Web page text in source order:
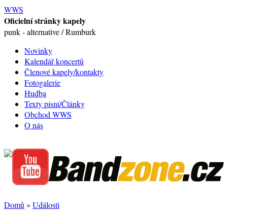
WWS
Oficielní stránky kapely
punk - alternative / Rumburk
Novinky
Kalendář koncertů
Členové kapely/kontakty
Fotogalerie
Hudba
Texty písní/Články
Obchod WWS
O nás
Domů » Události